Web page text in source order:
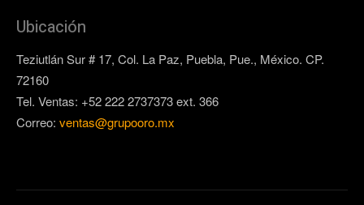
Ubicación
Teziutlán Sur # 17, Col. La Paz, Puebla, Pue., México. CP.
72160
Tel. Ventas: +52 222 2737373 ext. 366
Correo: ventas@grupooro.mx